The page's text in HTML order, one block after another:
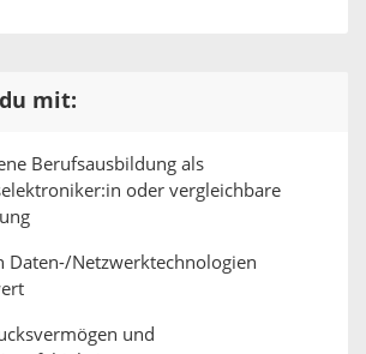
mit:
Berufsausbildung als
oder vergleichbare
Daten-/Netzwerktechnologien
und